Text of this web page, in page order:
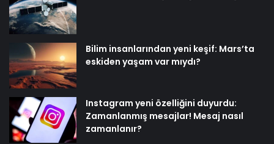
Bilim insanlarından yeni keşif: Mars’ta
eskiden yaşam var mıydı?
Instagram yeni özelliğini duyurdu:
Zamanlanmış mesajlar! Mesaj nasıl
zamanlanır?